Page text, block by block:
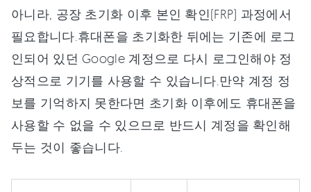
아니라, 공장 초기화 이후 본인 확인(FRP) 과정에서
필요합니다.휴대폰을 초기화한 뒤에는 기존에 로그
인되어 있던 Google 계정으로 다시 로그인해야 정
상적으로 기기를 사용할 수 있습니다.만약 계정 정
보를 기억하지 못한다면 초기화 이후에도 휴대폰을
사용할 수 없을 수 있으므로 반드시 계정을 확인해
두는 것이 좋습니다.